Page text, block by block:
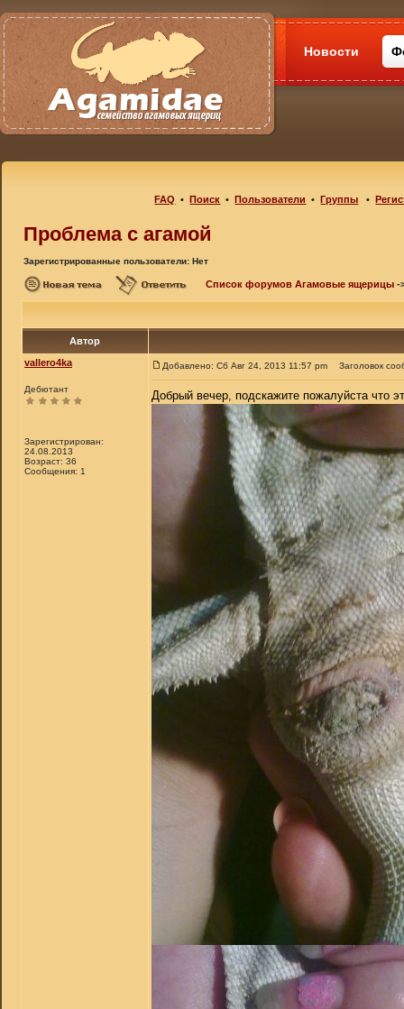
Новости
FAQ •Поиск •Пользователи •Группы •
Проблема с агамой
Зарегистрированные пользователи: Нет
Список форумов Агамовые ящерицы -
Автор
vallero4ka
Дебютант
Зарегистрирован:
24.08.2013
Возраст: 36
Сообщения: 1
Добавлено: Сб Авг 24, 2013 11:57 pm Заголовок
Добрый вечер, подскажите пожалуйста что